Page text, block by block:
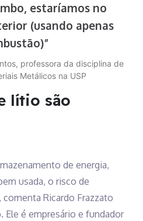
estaríamos no
(usando apenas
professora da disciplina de
Metálicos na USP
lítio são
de energia,
usada, o risco de
Ricardo Frazzato
Ele é empresário e fundador